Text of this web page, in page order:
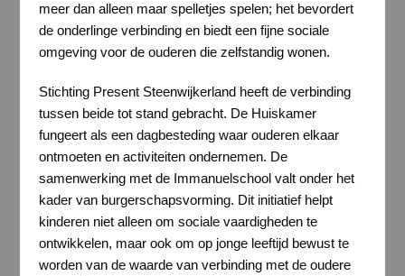
meer dan alleen maar spelletjes spelen; het bevordert
de onderlinge verbinding en biedt een fijne sociale
omgeving voor de ouderen die zelfstandig wonen.
Stichting Present Steenwijkerland heeft de verbinding
tussen beide tot stand gebracht. De Huiskamer
fungeert als een dagbesteding waar ouderen elkaar
ontmoeten en activiteiten ondernemen. De
samenwerking met de Immanuelschool valt onder het
kader van burgerschapsvorming. Dit initiatief helpt
kinderen niet alleen om sociale vaardigheden te
ontwikkelen, maar ook om op jonge leeftijd bewust te
worden van de waarde van verbinding met de oudere